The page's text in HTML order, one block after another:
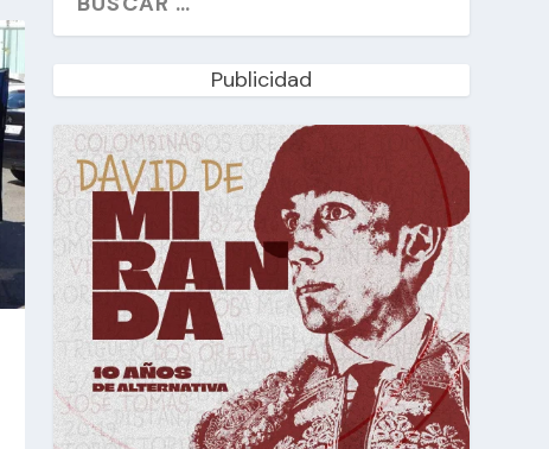
Publicidad